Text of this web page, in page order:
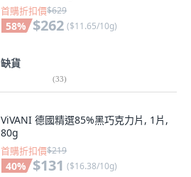
首購折扣價$629
58% $262 ($11.65/10g)
缺貨
(33)
ViVANI 德國精選85%黑巧克力片, 1片,
80g
首購折扣價$219
40% $131 ($16.38/10g)